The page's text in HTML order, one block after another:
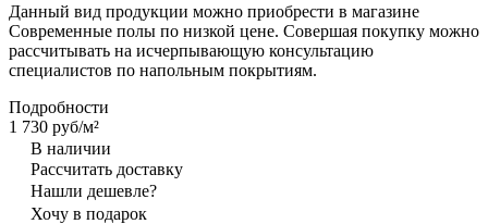
Данный вид продукции можно приобрести в магазине
Современные полы по низкой цене. Совершая покупку можно
рассчитывать на исчерпывающую консультацию
специалистов по напольным покрытиям.
Подробности
1 730 руб/м²
В наличии
Рассчитать доставку
Нашли дешевле?
Хочу в подарок